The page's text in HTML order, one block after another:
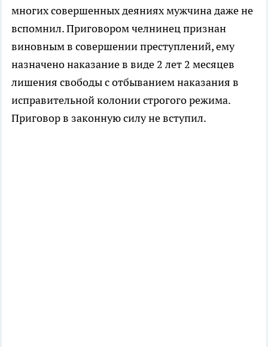
многих совершенных деяниях мужчина даже не
вспомнил. Приговором челнинец признан
виновным в совершении преступлений, ему
назначено наказание в виде 2 лет 2 месяцев
лишения свободы с отбыванием наказания в
исправительной колонии строгого режима.
Приговор в законную силу не вступил.